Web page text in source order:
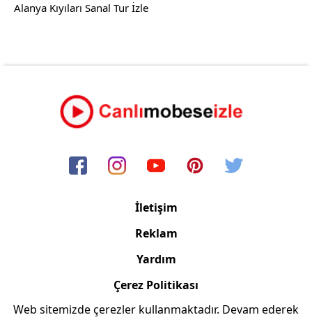
Alanya Kıyıları Sanal Tur İzle
İletişim
Reklam
Yardım
Çerez Politikası
Web sitemizde çerezler kullanmaktadır. Devam ederek